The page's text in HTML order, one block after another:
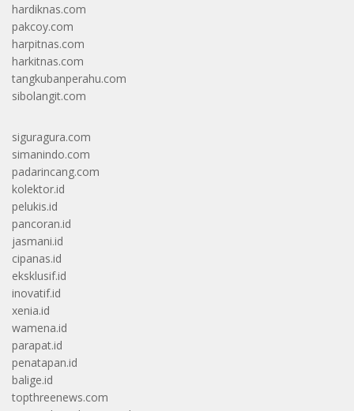
hardiknas.com
pakcoy.com
harpitnas.com
harkitnas.com
tangkubanperahu.com
sibolangit.com
siguragura.com
simanindo.com
padarincang.com
kolektor.id
pelukis.id
pancoran.id
jasmani.id
cipanas.id
eksklusif.id
inovatif.id
xenia.id
wamena.id
parapat.id
penatapan.id
balige.id
topthreenews.com